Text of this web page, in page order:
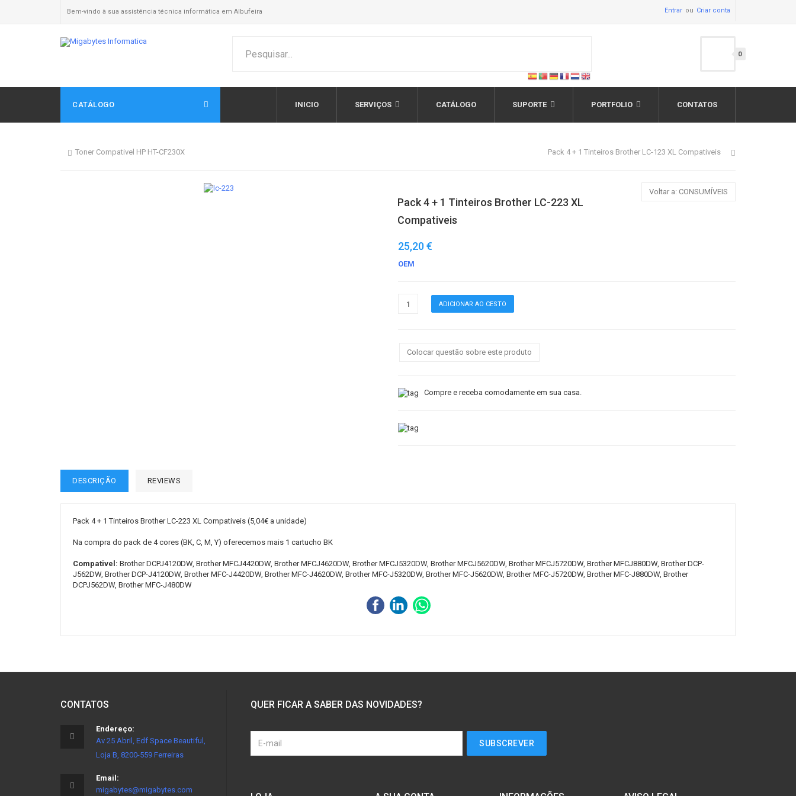
Bem-vindo à sua assistência técnica informática em Albufeira Entrar Criar conta
0
CATÁLOGO INICIO SERVIÇOS CATÁLOGO SUPORTE PORTFOLIO CONTATOS
Toner Compativel HP HT-CF230X Pack 4 + 1 Tinteiros Brother LC-123 XL Compativeis
Voltar a: CONSUMÍVEIS
Pack 4 + 1 Tinteiros Brother LC-223 XL
Compativeis
25,20 €
OEM
Colocar questão sobre este produto
Compre e receba comodamente em sua casa.
DESCRIÇÃO REVIEWS
Pack 4 + 1 Tinteiros Brother LC-223 XL Compativeis (5,04€ a unidade)
Na compra do pack de 4 cores (BK, C, M, Y) oferecemos mais 1 cartucho BK
Compativel: Brother DCPJ4120DW, Brother MFCJ4420DW, Brother MFCJ4620DW, Brother MFCJ5320DW, Brother MFCJ5620DW, Brother MFCJ5720DW, Brother MFCJ880DW, Brother DCP-
J562DW, Brother DCP-J4120DW, Brother MFC-J4420DW, Brother MFC-J4620DW, Brother MFC-J5320DW, Brother MFC-J5620DW, Brother MFC-J5720DW, Brother MFC-J880DW, Brother
DCPJ562DW, Brother MFC-J480DW
CONTATOS
Endereço:
Av 25 Abril, Edf Space Beautiful,
Loja B, 8200-559 Ferreiras
Email:
migabytes@migabytes.com
QUER FICAR A SABER DAS NOVIDADES?